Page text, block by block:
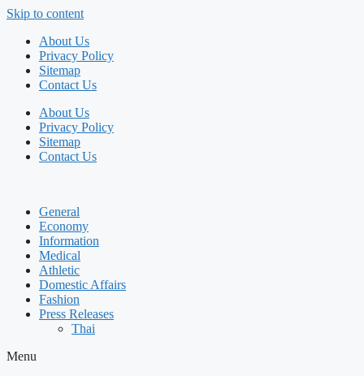
Skip to content
About Us
Privacy Policy
Sitemap
Contact Us
About Us
Privacy Policy
Sitemap
Contact Us
General
Economy
Information
Medical
Athletic
Domestic Affairs
Fashion
Press Releases
Thai
Menu